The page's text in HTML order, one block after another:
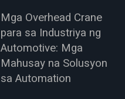
Mga Overhead Crane
para sa Industriya ng
Automotive: Mga
Mahusay na Solusyon
sa Automation